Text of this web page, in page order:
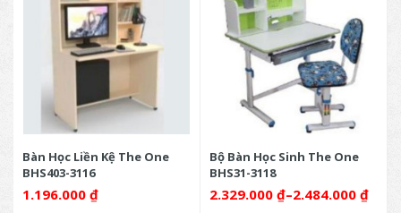
Bàn Học Liền Kệ The One
BHS403-3116
1.196.000 ₫
Bộ Bàn Học Sinh The One
BHS31-3118
2.329.000 ₫–2.484.000 ₫